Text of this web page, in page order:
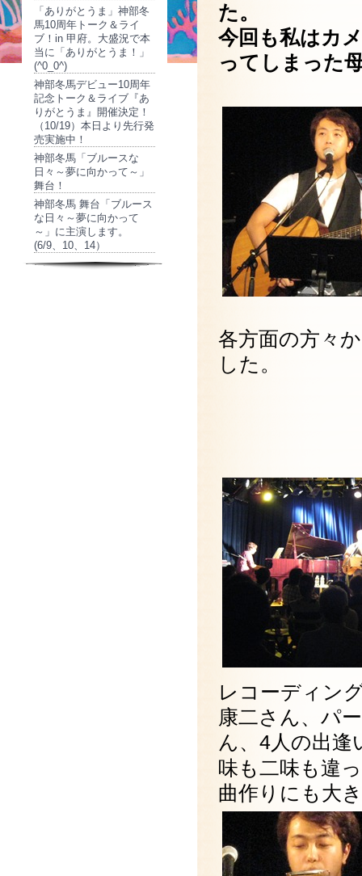
「ありがとうま」神部冬
馬10周年トーク＆ライ
ブ！in 甲府。大盛況で本
当に「ありがとうま！」
(^0_0^)
神部冬馬デビュー10周年
記念トーク＆ライブ『あ
りがとうま』開催決定！
（10/19）本日より先行発
売実施中！
神部冬馬「ブルースな
日々～夢に向かって～」
舞台！
神部冬馬 舞台「ブルース
な日々～夢に向かって
～」に主演します。
(6/9、10、14）
た。
今回も私はカ
ってしまった
各方面の方々
した。
レコーディン
康二さん、パ
ん、
4人の出
味も二味も違
曲作りにも大